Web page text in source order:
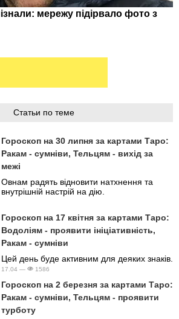
Статьи по теме
Гороскоп на 30 липня за картами Таро:
Ракам - сумніви, Тельцям - вихід за
межі
Овнам радять відновити натхнення та
внутрішній настрій на дію.
Гороскоп на 17 квітня за картами Таро:
Водоліям - проявити ініціативність,
Ракам - сумніви
Цей день буде активним для деяких знаків.
17.04 — 1586
Гороскоп на 2 березня за картами Таро:
Ракам - сумніви, Тельцям - проявити
турботу